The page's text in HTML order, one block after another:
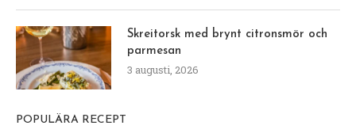
Skreitorsk med brynt citronsmör och
parmesan
3 augusti, 2026
POPULÄRA RECEPT